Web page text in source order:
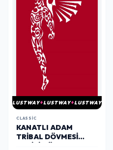
LUSTWAY LUSTWAY LUSTWAY
CLASSIC
KANATLI ADAM
TRIBAL DÖVMESI